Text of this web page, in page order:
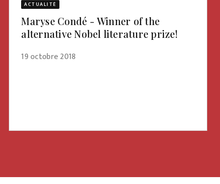
ACTUALITÉ
Maryse Condé - Winner of the
alternative Nobel literature prize!
19 octobre 2018